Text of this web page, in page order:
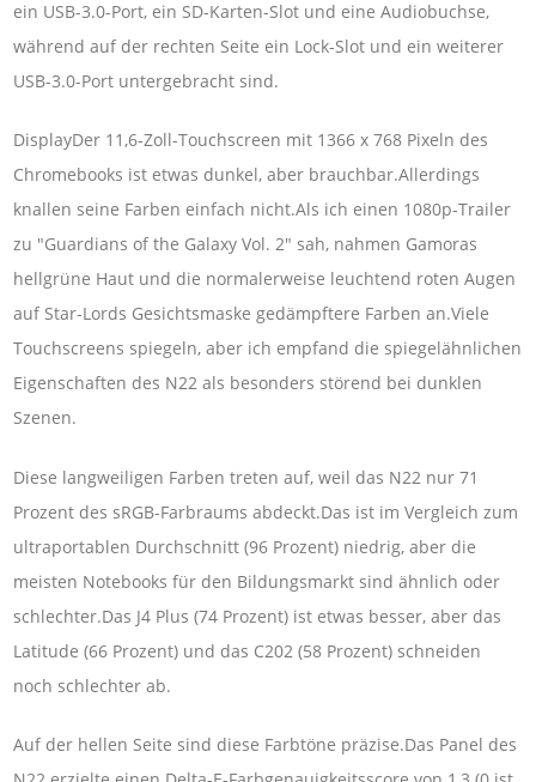
ein USB-3.0-Port, ein SD-Karten-Slot und eine Audiobuchse,
während auf der rechten Seite ein Lock-Slot und ein weiterer
USB-3.0-Port untergebracht sind.
DisplayDer 11,6-Zoll-Touchscreen mit 1366 x 768 Pixeln des
Chromebooks ist etwas dunkel, aber brauchbar.Allerdings
knallen seine Farben einfach nicht.Als ich einen 1080p-Trailer
zu "Guardians of the Galaxy Vol. 2" sah, nahmen Gamoras
hellgrüne Haut und die normalerweise leuchtend roten Augen
auf Star-Lords Gesichtsmaske gedämpftere Farben an.Viele
Touchscreens spiegeln, aber ich empfand die spiegelähnlichen
Eigenschaften des N22 als besonders störend bei dunklen
Szenen.
Diese langweiligen Farben treten auf, weil das N22 nur 71
Prozent des sRGB-Farbraums abdeckt.Das ist im Vergleich zum
ultraportablen Durchschnitt (96 Prozent) niedrig, aber die
meisten Notebooks für den Bildungsmarkt sind ähnlich oder
schlechter.Das J4 Plus (74 Prozent) ist etwas besser, aber das
Latitude (66 Prozent) und das C202 (58 Prozent) schneiden
noch schlechter ab.
Auf der hellen Seite sind diese Farbtöne präzise.Das Panel des